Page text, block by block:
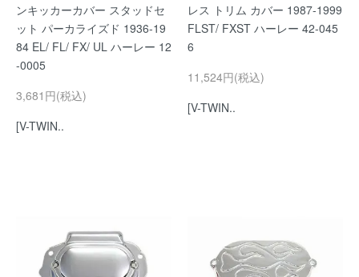
ンキッカーカバー スタッドセ
ット パーカライズド 1936-19
84 EL/ FL/ FX/ UL ハーレー 12
-0005
3,681円(税込)
[V-TWIN..
レス トリム カバー 1987-1999
FLST/ FXST ハーレー 42-045
6
11,524円(税込)
[V-TWIN..